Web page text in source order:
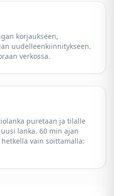
korjaukseen,
uudelleenkiinnitykseen.
verkossa.
puretaan ja tilalle
lanka. 60 min ajan
vain soittamalla: